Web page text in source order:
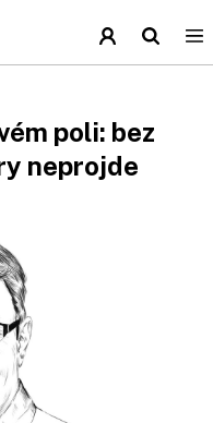
poli: bez
neprojde